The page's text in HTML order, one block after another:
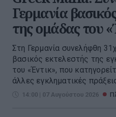
Γερμανία
της ομάδας του
Στη Γερμανία συνελήφθη
βασικός εκτελεστής της
του «Έντικ», που
άλλες εγκληματικές
14:00 | 07 Αυγούστου 2026